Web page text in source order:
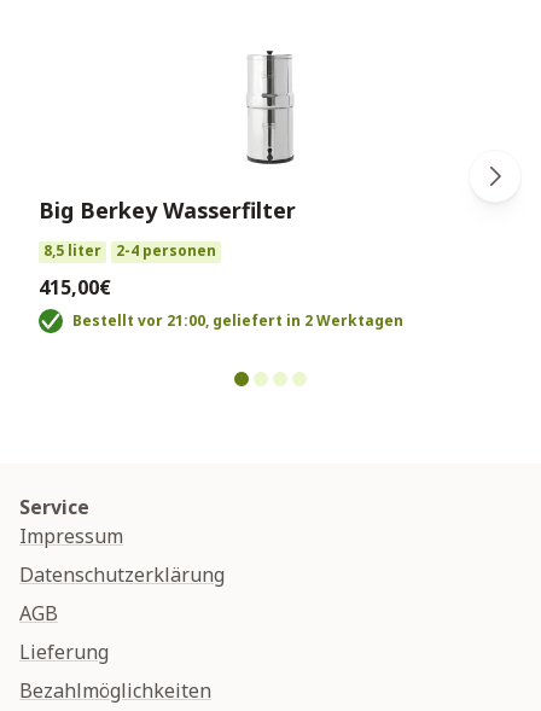
Big Berkey Wasserfilter
8,5 liter 2-4 personen
415,00€
Bestellt vor 21:00, geliefert in 2 Werktagen
Service
Impressum
Datenschutzerklärung
AGB
Lieferung
Bezahlmöglichkeiten